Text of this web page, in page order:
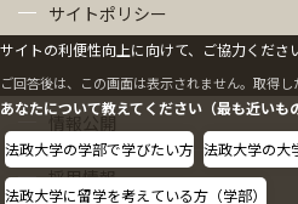
サイトポリシー
情報公開
採用情報
サイトの利便性向上に向けて、ご協力くださ
ご回答後は、この画面は表示されません。取得し
あなたについて教えてください（最も近いも
法政大学の学部で学びたい方 法政大学の大
法政大学に留学を考えている方（学部）